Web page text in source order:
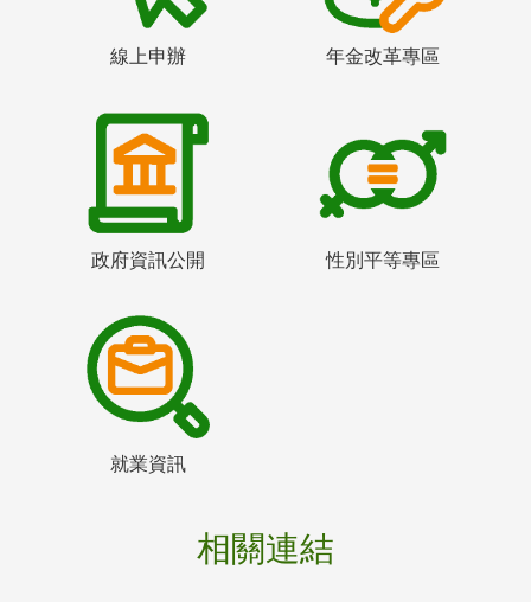
線上申辦 年金改革專區
政府資訊公開 性別平等專區
就業資訊
相關連結